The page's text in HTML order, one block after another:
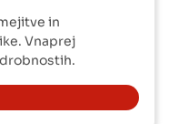
in
Vnaprej